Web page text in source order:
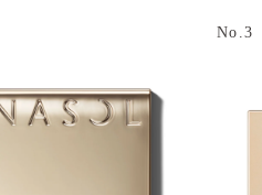
No.3